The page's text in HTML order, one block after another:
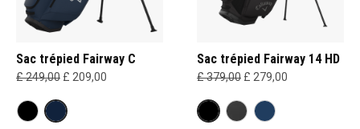
Sac trépied Fairway C
£ 249,00 £ 209,00
Sac trépied Fairway 14 HD
£ 379,00 £ 279,00